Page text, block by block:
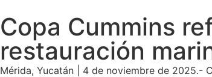
Copa Cummins
restauración
Mérida, Yucatán | 4 de noviembre de 2025.-